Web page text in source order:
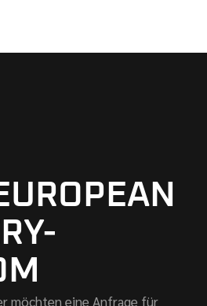
möchten eine Anfrage für